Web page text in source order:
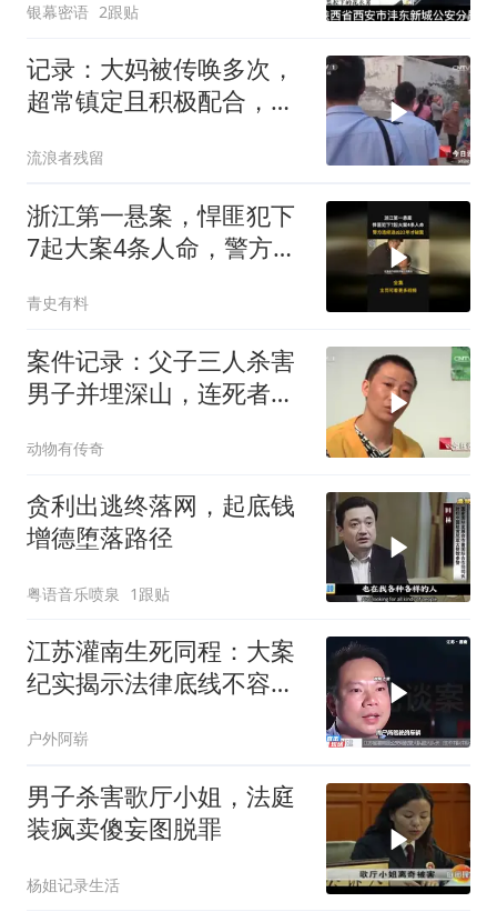
银幕密语 2跟贴
记录：大妈被传唤多次，
超常镇定且积极配合，反
流浪者残留
浙江第一悬案，悍匪犯下
7起大案4条人命，警方连
青史有料
案件记录：父子三人杀害
男子并埋深山，连死者是
动物有传奇
贪利出逃终落网，起底钱
增德堕落路径
粤语音乐喷泉 1跟贴
江苏灌南生死同程：大案
纪实揭示法律底线不容触
户外阿崭
男子杀害歌厅小姐，法庭
装疯卖傻妄图脱罪
杨姐记录生活